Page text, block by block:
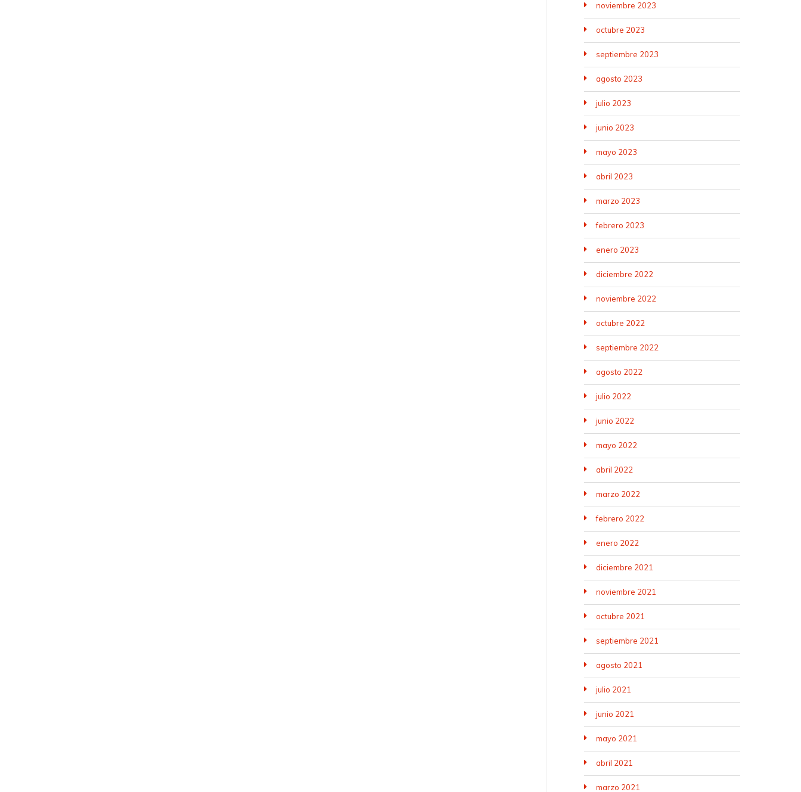
noviembre 2023
octubre 2023
septiembre 2023
agosto 2023
julio 2023
junio 2023
mayo 2023
abril 2023
marzo 2023
febrero 2023
enero 2023
diciembre 2022
noviembre 2022
octubre 2022
septiembre 2022
agosto 2022
julio 2022
junio 2022
mayo 2022
abril 2022
marzo 2022
febrero 2022
enero 2022
diciembre 2021
noviembre 2021
octubre 2021
septiembre 2021
agosto 2021
julio 2021
junio 2021
mayo 2021
abril 2021
marzo 2021